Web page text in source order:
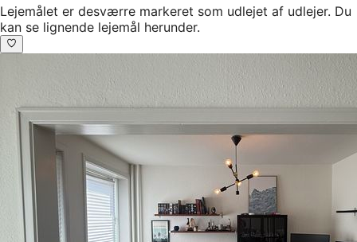
Lejemålet er desværre markeret som udlejet af udlejer. Du
kan se lignende lejemål herunder.